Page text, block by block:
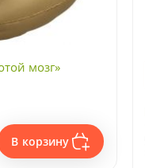
мозг»
В корзину